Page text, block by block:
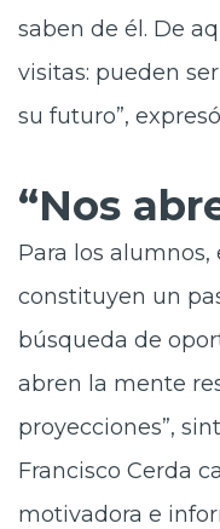
saben de él. De
visitas: pueden
su futuro”,
“Nos
Para los
constituyen un
búsqueda de
abren la mente
proyecciones”,
Francisco Cerda
motivadora e